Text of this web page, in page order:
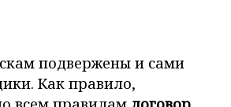
подвержены и сами
Как правило,